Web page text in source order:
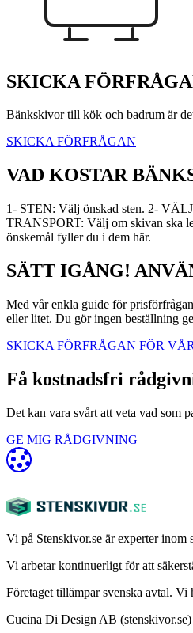
SKICKA
Bänkskivor till kök och badrum är
SKICKA FÖRFRÅGAN
VAD KOSTAR
1- STEN: Välj önskad sten. 2-
TRANSPORT: Välj om skivan ska
önskemål fyller du i dem här.
SÄTT IGÅNG!
Med vår enkla guide för
eller litet. Du gör ingen beställning
SKICKA FÖRFRÅGAN FÖR
Få kostnadsfri
Det kan vara svårt att veta vad som
GE MIG RÅDGIVNING
Vi på Stenskivor.se är experter inom
Vi arbetar kontinuerligt för att
Företaget tillämpar svenska avtal.
Cucina Di Design AB (stenskivor.se)